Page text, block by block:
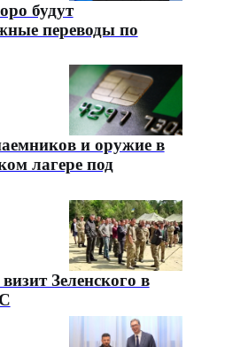
будут
переводы по
и оружие в
лагере под
Зеленского в